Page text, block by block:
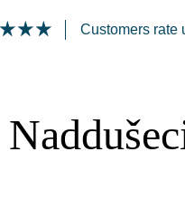
Customers rate